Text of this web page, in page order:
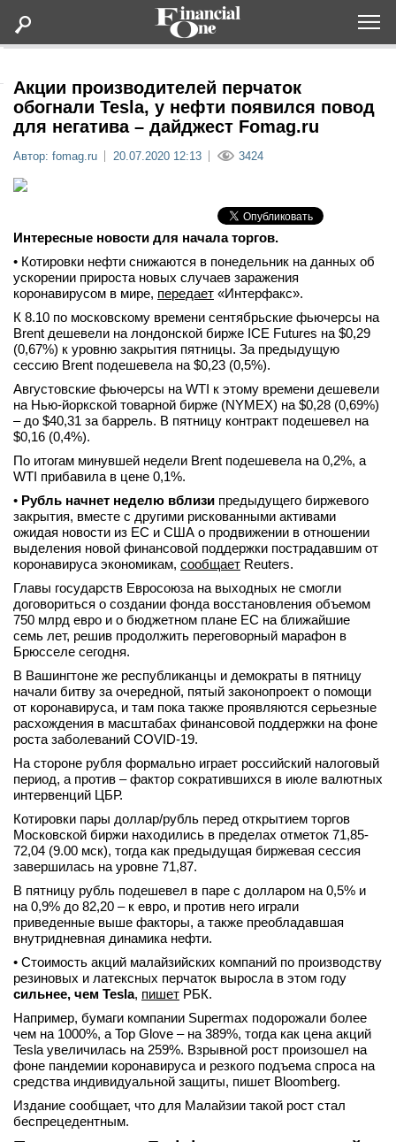
Статьи
Мероприятия
Новости
Интервью
вконтакте
телеграм
Стать автором
Вход
Акции производителей перчаток
обогнали Tesla, у нефти появился повод
для негатива – дайджест Fomag.ru
Автор: fomag.ru 20.07.2020 12:13 3424
Интересные новости для начала торгов.
• Котировки нефти снижаются в понедельник на данных об
ускорении прироста новых случаев заражения
коронавирусом в мире, передает «Интерфакс».
К 8.10 по московскому времени сентябрьские фьючерсы на
Brent дешевели на лондонской бирже ICE Futures на $0,29
(0,67%) к уровню закрытия пятницы. За предыдущую
сессию Brent подешевела на $0,23 (0,5%).
Августовские фьючерсы на WTI к этому времени дешевели
на Нью-йоркской товарной бирже (NYMEX) на $0,28 (0,69%)
– до $40,31 за баррель. В пятницу контракт подешевел на
$0,16 (0,4%).
По итогам минувшей недели Brent подешевела на 0,2%, а
WTI прибавила в цене 0,1%.
• Рубль начнет неделю вблизи предыдущего биржевого
закрытия, вместе с другими рискованными активами
ожидая новости из ЕС и США о продвижении в отношении
выделения новой финансовой поддержки пострадавшим от
коронавируса экономикам, сообщает Reuters.
Главы государств Евросоюза на выходных не смогли
договориться о создании фонда восстановления объемом
750 млрд евро и о бюджетном плане ЕС на ближайшие
семь лет, решив продолжить переговорный марафон в
Брюсселе сегодня.
В Вашингтоне же республиканцы и демократы в пятницу
начали битву за очередной, пятый законопроект о помощи
от коронавируса, и там пока также проявляются серьезные
расхождения в масштабах финансовой поддержки на фоне
роста заболеваний COVID-19.
На стороне рубля формально играет российский налоговый
период, а против – фактор сократившихся в июле валютных
интервенций ЦБР.
Котировки пары доллар/рубль перед открытием торгов
Московской биржи находились в пределах отметок 71,85-
72,04 (9.00 мск), тогда как предыдущая биржевая сессия
завершилась на уровне 71,87.
В пятницу рубль подешевел в паре с долларом на 0,5% и
на 0,9% до 82,20 – к евро, и против него играли
приведенные выше факторы, а также преобладавшая
внутридневная динамика нефти.
• Стоимость акций малайзийских компаний по производству
резиновых и латексных перчаток выросла в этом году
сильнее, чем Tesla, пишет РБК.
Например, бумаги компании Supermax подорожали более
чем на 1000%, а Top Glove – на 389%, тогда как цена акций
Tesla увеличилась на 259%. Взрывной рост произошел на
фоне пандемии коронавируса и резкого подъема спроса на
средства индивидуальной защиты, пишет Bloomberg.
Издание сообщает, что для Малайзии такой рост стал
беспрецедентным.